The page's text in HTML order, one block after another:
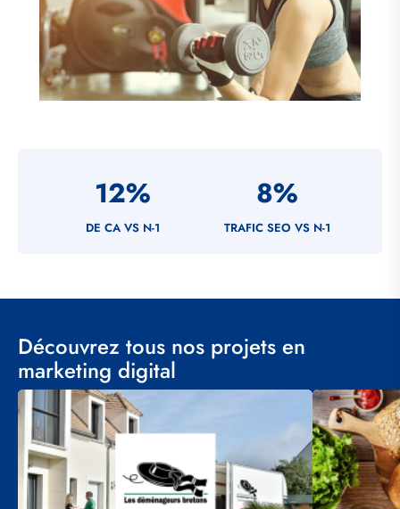
12%
DE CA VS N-1
8%
TRAFIC SEO VS N-1
Découvrez tous nos projets en
marketing digital
Visuel
principal
Visuel
principal